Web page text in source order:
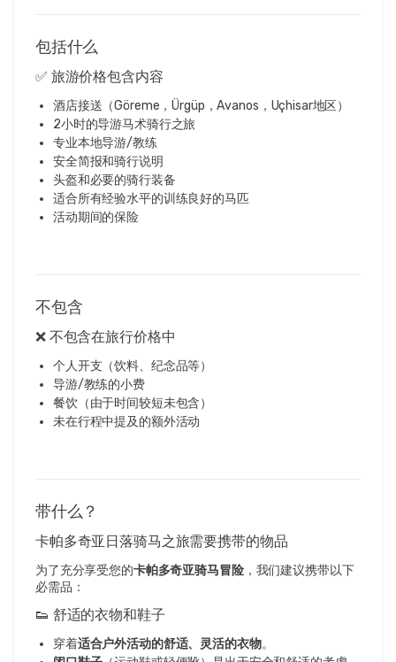
包括什么
✅ 旅游价格包含内容
酒店接送（Göreme，Ürgüp，Avanos，Uçhisar地区）
2小时的导游马术骑行之旅
专业本地导游/教练
安全简报和骑行说明
头盔和必要的骑行装备
适合所有经验水平的训练良好的马匹
活动期间的保险
不包含
❌ 不包含在旅行价格中
个人开支（饮料、纪念品等）
导游/教练的小费
餐饮（由于时间较短未包含）
未在行程中提及的额外活动
带什么？
卡帕多奇亚日落骑马之旅需要携带的物品
为了充分享受您的卡帕多奇亚骑马冒险，我们建议携带以下
必需品：
👟 舒适的衣物和鞋子
穿着适合户外活动的舒适、灵活的衣物。